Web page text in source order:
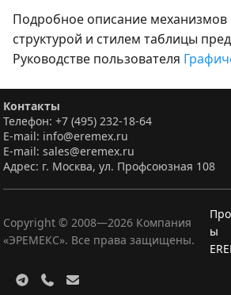
Подробное описание механизмов
структурой и стилем таблицы
Руководстве пользователя
Контакты
Телефон: +7 (495) 232-18-64
E-mail: info@eremex.ru
E-mail: sales@eremex.ru
Адрес: г. Москва, ул. Профсоюзная 108
Copyright © 2008—2026 Компания
«ЭРЕМЕКС». Все права защищены.
ы